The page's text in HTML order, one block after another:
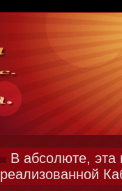
В абсолюте, эта
реализованной